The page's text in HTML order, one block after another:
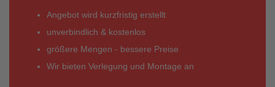
Angebot wird kurzfristig erstellt
unverbindlich & kostenlos
größere Mengen - bessere Preise
Wir bieten Verlegung und Montage an